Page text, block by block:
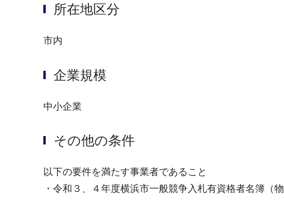
所在地区分
市内
企業規模
中小企業
その他の条件
以下の要件を満たす事業者であること
・令和３、４年度横浜市一般競争入札有資格者名簿（